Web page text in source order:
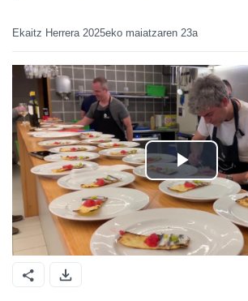
Ekaitz Herrera 2025eko maiatzaren 23a